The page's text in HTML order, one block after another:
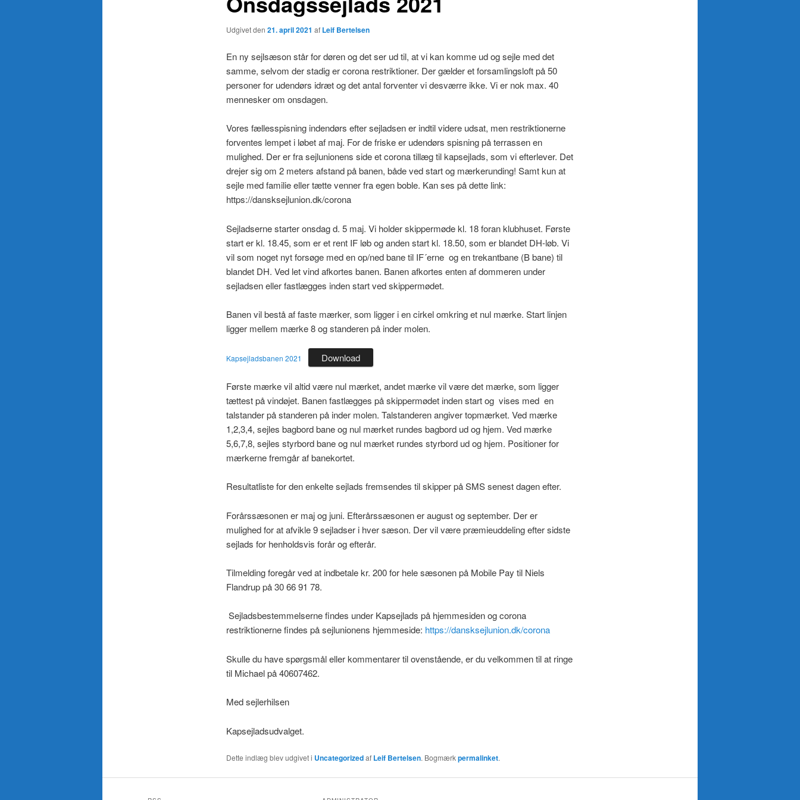
Udgivet den 21. april 2021 af Leif Bertelsen
En ny sejlsæson står for døren og det ser ud til, at vi kan komme ud og sejle med det
samme, selvom der stadig er corona restriktioner. Der gælder et forsamlingsloft på 50
personer for udendørs idræt og det antal forventer vi desværre ikke. Vi er nok max. 40
mennesker om onsdagen.
Vores fællesspisning indendørs efter sejladsen er indtil videre udsat, men restriktionerne
forventes lempet i løbet af maj. For de friske er udendørs spisning på terrassen en
mulighed. Der er fra sejlunionens side et corona tillæg til kapsejlads, som vi efterlever. Det
drejer sig om 2 meters afstand på banen, både ved start og mærkerunding! Samt kun at
sejle med familie eller tætte venner fra egen boble. Kan ses på dette link:
https://dansksejlunion.dk/corona
Sejladserne starter onsdag d. 5 maj. Vi holder skippermøde kl. 18 foran klubhuset. Første
start er kl. 18.45, som er et rent IF løb og anden start kl. 18.50, som er blandet DH-løb. Vi
vil som noget nyt forsøge med en op/ned bane til IF´erne og en trekantbane (B bane) til
blandet DH. Ved let vind afkortes banen. Banen afkortes enten af dommeren under
sejladsen eller fastlægges inden start ved skippermødet.
Banen vil bestå af faste mærker, som ligger i en cirkel omkring et nul mærke. Start linjen
ligger mellem mærke 8 og standeren på inder molen.
Kapsejladsbanen 2021 Download
Første mærke vil altid være nul mærket, andet mærke vil være det mærke, som ligger
tættest på vindøjet. Banen fastlægges på skippermødet inden start og vises med en
talstander på standeren på inder molen. Talstanderen angiver topmærket. Ved mærke
1,2,3,4, sejles bagbord bane og nul mærket rundes bagbord ud og hjem. Ved mærke
5,6,7,8, sejles styrbord bane og nul mærket rundes styrbord ud og hjem. Positioner for
mærkerne fremgår af banekortet.
Resultatliste for den enkelte sejlads fremsendes til skipper på SMS senest dagen efter.
Forårssæsonen er maj og juni. Efterårssæsonen er august og september. Der er
mulighed for at afvikle 9 sejladser i hver sæson. Der vil være præmieuddeling efter sidste
sejlads for henholdsvis forår og efterår.
Tilmelding foregår ved at indbetale kr. 200 for hele sæsonen på Mobile Pay til Niels
Flandrup på 30 66 91 78.
Sejladsbestemmelserne findes under Kapsejlads på hjemmesiden og corona
restriktionerne findes på sejlunionens hjemmeside: https://dansksejlunion.dk/corona
Skulle du have spørgsmål eller kommentarer til ovenstående, er du velkommen til at ringe
til Michael på 40607462.
Med sejlerhilsen
Kapsejladsudvalget.
Dette indlæg blev udgivet i Uncategorizedaf Leif Bertelsen. Bogmærkpermalinket.